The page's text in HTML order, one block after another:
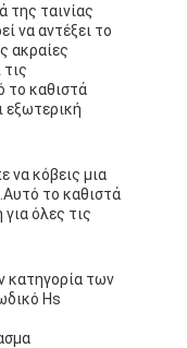
της ταινίας
να αντέξει το
ακραίες
το καθιστά
εξωτερική
να κόβεις μια
το καθιστά
για όλες τις
κατηγορία των
Hs